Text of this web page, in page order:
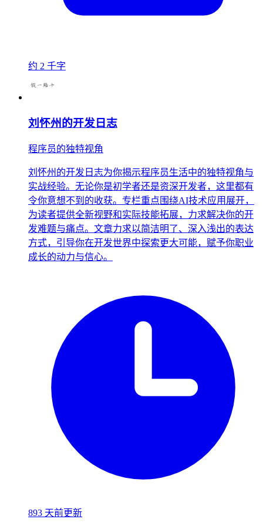
约 2 千字
刘怀州的开发日志
程序员的独特视角
刘怀州的开发日志为你揭示程序员生活中的独特视角与
实战经验。无论你是初学者还是资深开发者，这里都有
令你意想不到的收获。专栏重点围绕AI技术应用展开，
为读者提供全新视野和实际技能拓展，力求解决你的开
发难题与痛点。文章力求以简洁明了、深入浅出的表达
方式，引导你在开发世界中探索更大可能，赋予你职业
成长的动力与信心。
893 天前更新